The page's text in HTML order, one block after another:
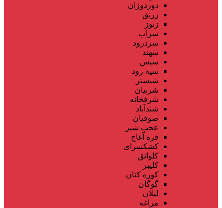
دوزدوزان
زرنق
زنوز
سراب
سردرود
سهند
سیس
سیه رود
شبستر
شربیان
شرفخانه
شندآباد
صوفیان
عجب شیر
قره آغاج
کشکسرای
کلوانق
کلیبر
کوزه کنان
گوگان
لیلان
مراغه